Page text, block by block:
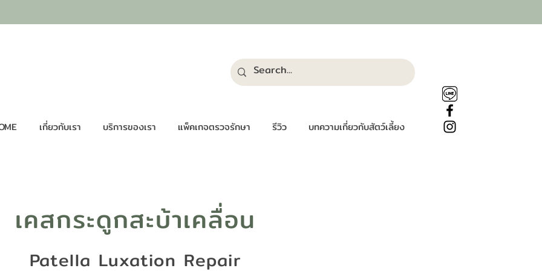
เกี่ยวกับเรา บริการของเรา แพ็คเกจตรวจรักษา รีวิว บทความเกี่ยวกับสัตว์เลี้ยง
เคสกระดูกสะบ้าเคลื่อน
Patella Luxation Repair